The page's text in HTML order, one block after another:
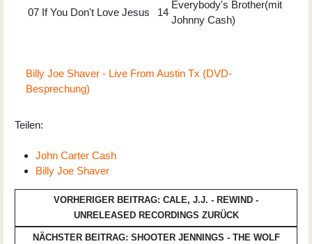
07 If You Don't Love Jesus 14
Everybody's Brother(mit
Johnny Cash)
Billy Joe Shaver - Live From Austin Tx (DVD-
Besprechung)
Teilen:
John Carter Cash
Billy Joe Shaver
VORHERIGER BEITRAG: CALE, J.J. - REWIND -
UNRELEASED RECORDINGS ZURÜCK
NÄCHSTER BEITRAG: SHOOTER JENNINGS - THE WOLF